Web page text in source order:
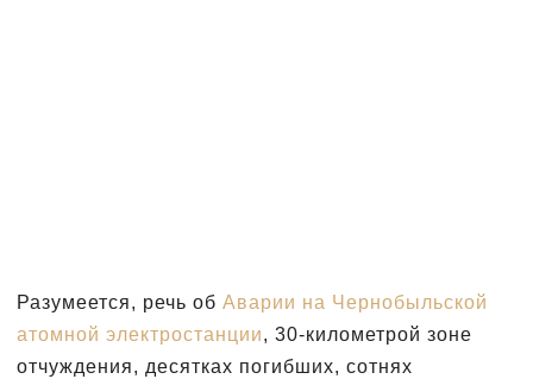
Разумеется, речь об Аварии на Чернобыльской
атомной электростанции, 30-километрой зоне
отчуждения, десятках погибших, сотнях